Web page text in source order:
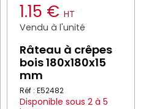
1.15 € HT
Vendu à l'unité
Râteau à crêpes
bois 180x180x15
mm
Réf : E52482
Disponible sous 2 à 5